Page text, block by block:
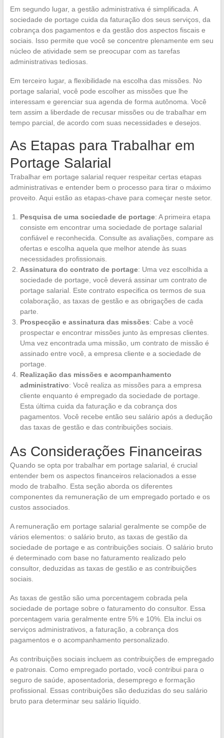
Em segundo lugar, a gestão administrativa é simplificada. A
sociedade de portage cuida da faturação dos seus serviços, da
cobrança dos pagamentos e da gestão dos aspectos fiscais e
sociais. Isso permite que você se concentre plenamente em seu
núcleo de atividade sem se preocupar com as tarefas
administrativas tediosas.
Em terceiro lugar, a flexibilidade na escolha das missões. No
portage salarial, você pode escolher as missões que lhe
interessam e gerenciar sua agenda de forma autônoma. Você
tem assim a liberdade de recusar missões ou de trabalhar em
tempo parcial, de acordo com suas necessidades e desejos.
As Etapas para Trabalhar em
Portage Salarial
Trabalhar em portage salarial requer respeitar certas etapas
administrativas e entender bem o processo para tirar o máximo
proveito. Aqui estão as etapas-chave para começar neste setor.
Pesquisa de uma sociedade de portage: A primeira etapa
consiste em encontrar uma sociedade de portage salarial
confiável e reconhecida. Consulte as avaliações, compare as
ofertas e escolha aquela que melhor atende às suas
necessidades profissionais.
Assinatura do contrato de portage: Uma vez escolhida a
sociedade de portage, você deverá assinar um contrato de
portage salarial. Este contrato especifica os termos de sua
colaboração, as taxas de gestão e as obrigações de cada
parte.
Prospecção e assinatura das missões: Cabe a você
prospectar e encontrar missões junto às empresas clientes.
Uma vez encontrada uma missão, um contrato de missão é
assinado entre você, a empresa cliente e a sociedade de
portage.
Realização das missões e acompanhamento
administrativo: Você realiza as missões para a empresa
cliente enquanto é empregado da sociedade de portage.
Esta última cuida da faturação e da cobrança dos
pagamentos. Você recebe então seu salário após a dedução
das taxas de gestão e das contribuições sociais.
As Considerações Financeiras
Quando se opta por trabalhar em portage salarial, é crucial
entender bem os aspectos financeiros relacionados a esse
modo de trabalho. Esta seção aborda os diferentes
componentes da remuneração de um empregado portado e os
custos associados.
A remuneração em portage salarial geralmente se compõe de
vários elementos: o salário bruto, as taxas de gestão da
sociedade de portage e as contribuições sociais. O salário bruto
é determinado com base no faturamento realizado pelo
consultor, deduzidas as taxas de gestão e as contribuições
sociais.
As taxas de gestão são uma porcentagem cobrada pela
sociedade de portage sobre o faturamento do consultor. Essa
porcentagem varia geralmente entre 5% e 10%. Ela inclui os
serviços administrativos, a faturação, a cobrança dos
pagamentos e o acompanhamento personalizado.
As contribuições sociais incluem as contribuições de empregado
e patronais. Como empregado portado, você contribui para o
seguro de saúde, aposentadoria, desemprego e formação
profissional. Essas contribuições são deduzidas do seu salário
bruto para determinar seu salário líquido.